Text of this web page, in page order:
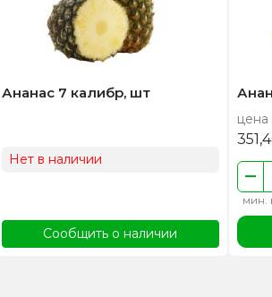
Ананас 7 калибр, шт
Нет в наличии
Сообщить о наличии
цена
мин.